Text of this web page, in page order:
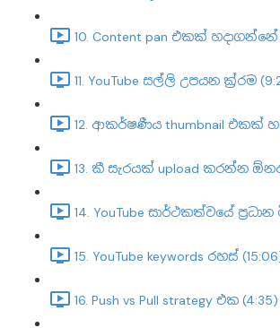
10. Content pan එකක්
11. YouTube සල්ලි උපයන ක්‍ර්‍රම
12. ආකර්ෂණීය thumbnail එකක්
13. කී සැරයක් upload කරන්න
14. YouTube සාර්ථකත්වයේ
15. YouTube keywords රහස්
16. Push vs Pull strategy එක (4:35)